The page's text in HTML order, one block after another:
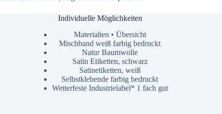
Individuelle Möglichkeiten
Materialien • Übersicht
Mischband weiß farbig bedruckt
Natur Baumwolle
Satin Etiketten, schwarz
Satinetiketten, weiß
Selbstklebende farbig bedruckt
Wetterfeste Industrielabel* 1 fach gut